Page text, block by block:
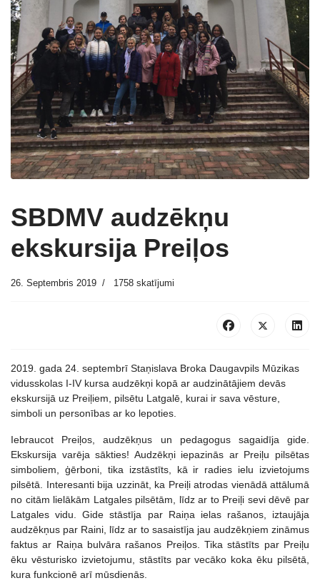
SBDMV audzēkņu
ekskursija Preiļos
26. Septembris 2019 1758 skatījumi
2019. gada 24. septembrī Staņislava Broka Daugavpils Mūzikas
vidusskolas I-IV kursa audzēkņi kopā ar audzinātājiem devās
ekskursijā uz Preiļiem, pilsētu Latgalē, kurai ir sava vēsture,
simboli un personības ar ko lepoties.
Iebraucot Preiļos, audzēkņus un pedagogus sagaidīja gide.
Ekskursija varēja sākties! Audzēkņi iepazinās ar Preiļu pilsētas
simboliem, ģērboni, tika izstāstīts, kā ir radies ielu izvietojums
pilsētā. Interesanti bija uzzināt, ka Preiļi atrodas vienādā attālumā
no citām lielākām Latgales pilsētām, līdz ar to Preiļi sevi dēvē par
Latgales vidu. Gide stāstīja par Raiņa ielas rašanos, iztaujāja
audzēkņus par Raini, līdz ar to sasaistīja jau audzēkņiem zināmus
faktus ar Raiņa bulvāra rašanos Preiļos. Tika stāstīts par Preiļu
ēku vēsturisko izvietojumu, stāstīts par vecāko koka ēku pilsētā,
kura funkcionē arī mūsdienās.